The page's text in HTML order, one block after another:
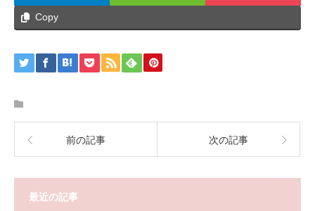
Copy
前の記事 次の記事
最近の記事